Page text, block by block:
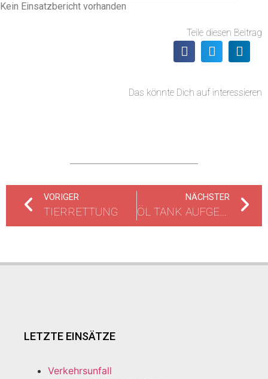
Kein Einsatzbericht vorhanden
Teile diesen Beitrag
Das könnte Dich auf interessieren
VORIGER
TIERRETTUNG
NÄCHSTER
ÖL TANK AUFGERISSEN, 6.000 LITER FASSUNGSVERMÖGEN
LETZTE EINSÄTZE
Verkehrsunfall